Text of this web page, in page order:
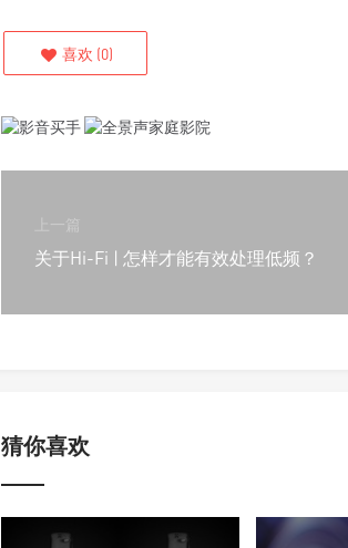
喜欢 (0)
上一篇
关于Hi-Fi | 怎样才能有效处理低频？
猜你喜欢